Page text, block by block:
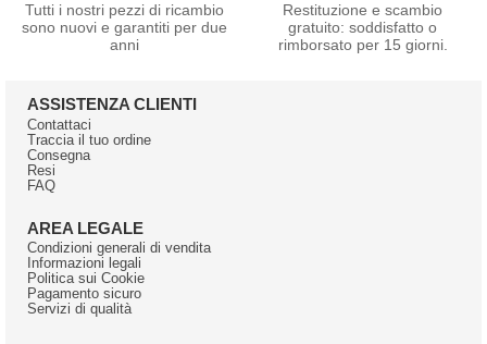
Tutti i nostri pezzi di ricambio
sono nuovi e garantiti per due
anni
Restituzione e scambio
gratuito: soddisfatto o
rimborsato per 15 giorni.
ASSISTENZA CLIENTI
Contattaci
Traccia il tuo ordine
Consegna
Resi
FAQ
AREA LEGALE
Condizioni generali di vendita
Informazioni legali
Politica sui Cookie
Pagamento sicuro
Servizi di qualità